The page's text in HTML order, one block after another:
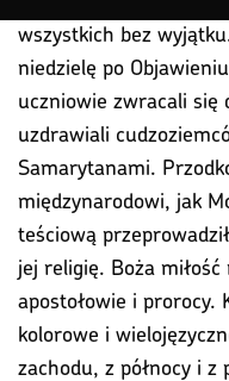
wszystkich bez
niedzielę po
uczniowie zwracali się
uzdrawiali
Samarytanami.
międzynarodowi, jak
teściową
jej religię. Boża
apostołowie i prorocy.
kolorowe i
zachodu, z północy i z